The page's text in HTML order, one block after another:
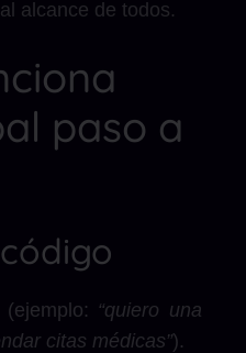
alcance de todos.
paso a
“quiero una
citas médicas”).